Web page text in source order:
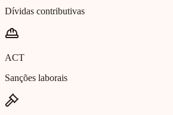
Dívidas contributivas
ACT
Sanções laborais